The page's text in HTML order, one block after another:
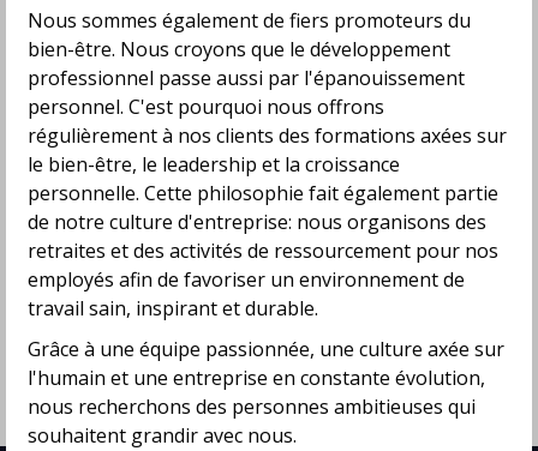
En plus de notre gamme de produits exceptionnels,
nous offrons également des services spécialisés pour
répondre aux besoins de l'industrie de la coiffure.
Découvrez notre service de design d'espace, qui vise
à créer des environnements de travail inspirants et
fonctionnels. De plus, notre service numérique
innovant vous ouvre les portes de nouvelles
opportunités dans le monde en constante évolution du
numérique.
Nous vous invitons à découvrir l'univers Novyco et à
vous laisser emporter par une expérience
enrichissante. Nous sommes impatients de collaborer
avec vous et de contribuer à votre succès.
Nous sommes également de fiers promoteurs du
bien-être. Nous croyons que le développement
professionnel passe aussi par l'épanouissement
personnel. C'est pourquoi nous offrons
régulièrement à nos clients des formations axées sur
le bien-être, le leadership et la croissance
personnelle. Cette philosophie fait également partie
de notre culture d'entreprise: nous organisons des
retraites et des activités de ressourcement pour nos
employés afin de favoriser un environnement de
travail sain, inspirant et durable.
Grâce à une équipe passionnée, une culture axée sur
l'humain et une entreprise en constante évolution,
nous recherchons des personnes ambitieuses qui
souhaitent grandir avec nous.